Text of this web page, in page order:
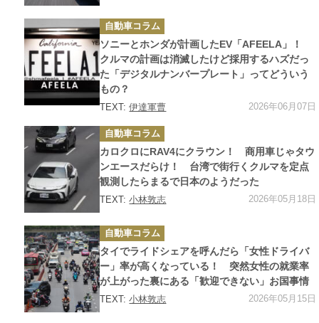
カ
テ
ゴ
リ
ー
自動車コラム
ソニーとホンダが計画したEV「AFEELA」！
クルマの計画は消滅したけど採用するハズだっ
た「デジタルナンバープレート」ってどういう
もの？
TEXT:伊達軍曹 2026年06月07日
カ
テ
ゴ
リ
ー
自動車コラム
カロクロにRAV4にクラウン！ 商用車じゃタウ
ンエースだらけ！ 台湾で街行くクルマを定点
観測したらまるで日本のようだった
TEXT:小林敦志 2026年05月18日
カ
テ
ゴ
リ
ー
自動車コラム
タイでライドシェアを呼んだら「女性ドライバ
ー」率が高くなっている！ 突然女性の就業率
が上がった裏にある「歓迎できない」お国事情
TEXT:小林敦志 2026年05月15日